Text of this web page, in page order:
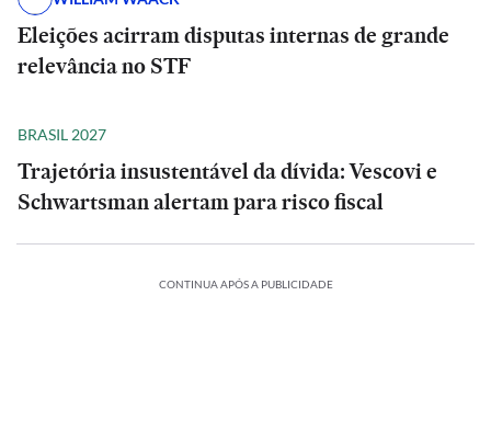
Eleições acirram disputas internas de grande
relevância no STF
BRASIL 2027
Trajetória insustentável da dívida: Vescovi e
Schwartsman alertam para risco fiscal
CONTINUA APÓS A PUBLICIDADE